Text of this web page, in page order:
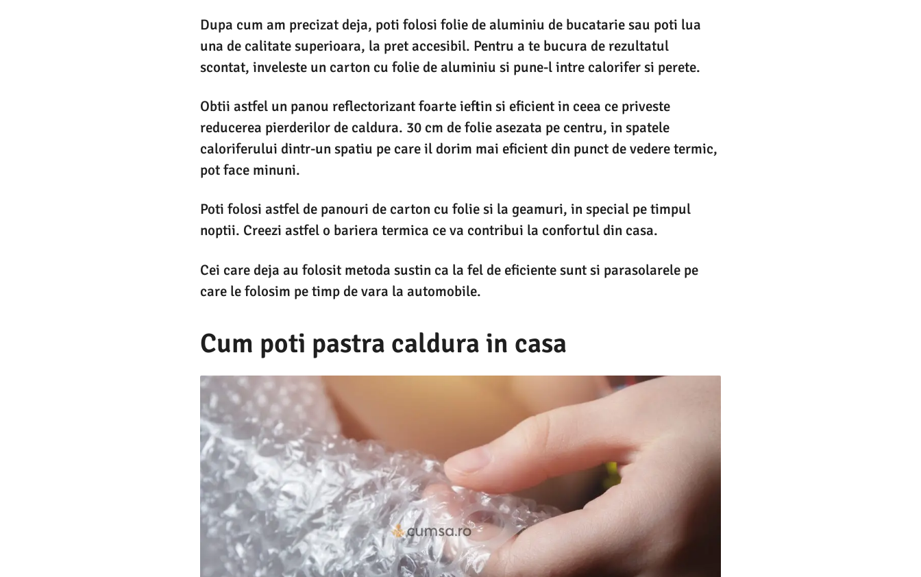
Dupa cum am precizat deja, poti folosi folie de aluminiu de bucatarie sau poti lua
una de calitate superioara, la pret accesibil. Pentru a te bucura de rezultatul
scontat, inveleste un carton cu folie de aluminiu si pune-l intre calorifer si perete.
Obtii astfel un panou reflectorizant foarte ieftin si eficient in ceea ce priveste
reducerea pierderilor de caldura. 30 cm de folie asezata pe centru, in spatele
caloriferului dintr-un spatiu pe care il dorim mai eficient din punct de vedere termic,
pot face minuni.
Poti folosi astfel de panouri de carton cu folie si la geamuri, in special pe timpul
noptii. Creezi astfel o bariera termica ce va contribui la confortul din casa.
Cei care deja au folosit metoda sustin ca la fel de eficiente sunt si parasolarele pe
care le folosim pe timp de vara la automobile.
Cum poti pastra caldura in casa